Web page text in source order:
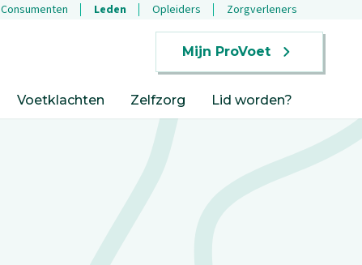
Consumenten Leden Opleiders Zorgverleners
Mijn ProVoet
Voetklachten Zelfzorg Lid worden?